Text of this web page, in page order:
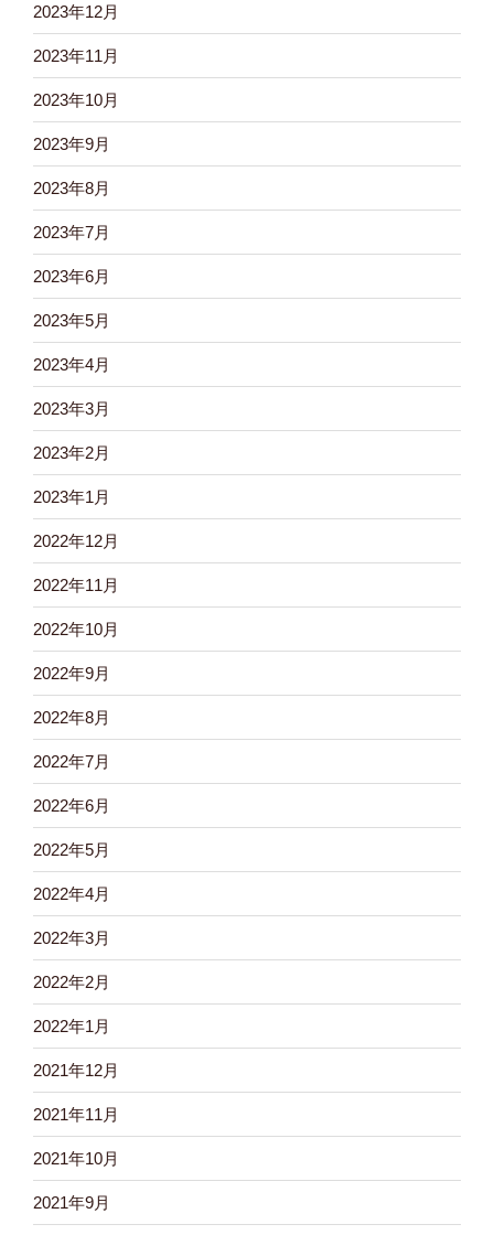
2023年12月
2023年11月
2023年10月
2023年9月
2023年8月
2023年7月
2023年6月
2023年5月
2023年4月
2023年3月
2023年2月
2023年1月
2022年12月
2022年11月
2022年10月
2022年9月
2022年8月
2022年7月
2022年6月
2022年5月
2022年4月
2022年3月
2022年2月
2022年1月
2021年12月
2021年11月
2021年10月
2021年9月